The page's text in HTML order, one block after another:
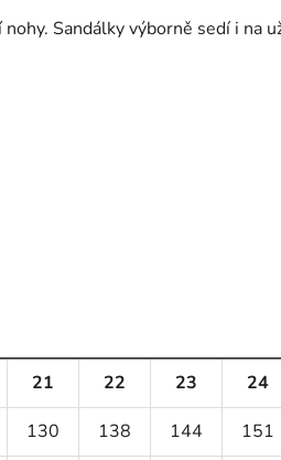
Sandálky výborně sedí i na
21 22 23 24
130 138 144 151